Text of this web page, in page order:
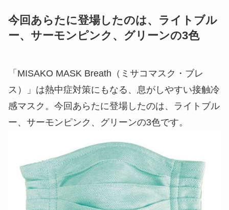
今回あらたに登場したのは、ライトブル
ー、サーモンピンク、グリーンの3色
「MISAKO MASK Breath（ミサコマスク・ブレ
ス）」は熱中症対策にもなる、息がしやすい接触冷
感マスク。今回あらたに登場したのは、ライトブル
ー、サーモンピンク、グリーンの3色です。